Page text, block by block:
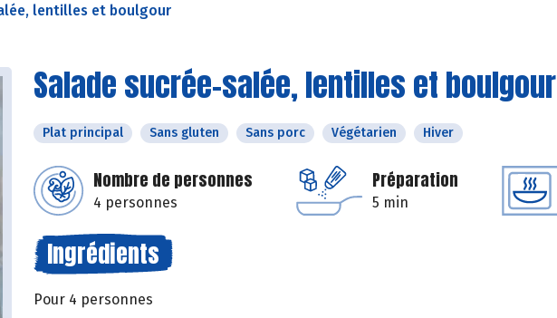
lentilles et boulgour
Salade sucrée-salée, lentilles et boulgour
Plat principal Sans gluten Sans porc Végétarien Hiver
Nombre de personnes
4 personnes
Préparation
5 min
Ingrédients
Pour 4 personnes